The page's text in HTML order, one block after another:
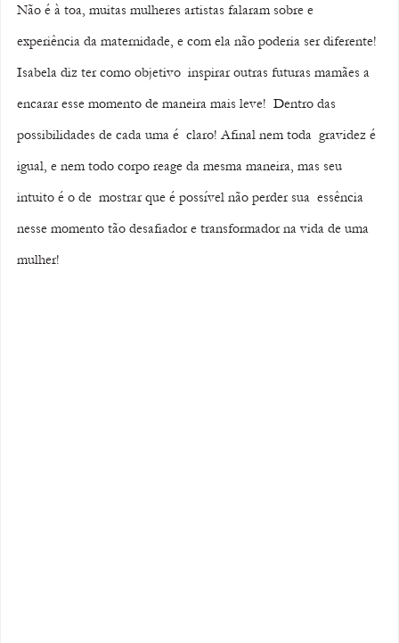
Não é à toa, muitas mulheres artistas falaram sobre e
experiência da maternidade, e com ela não poderia ser diferente!
Isabela diz ter como objetivo  inspirar outras futuras mamães a
encarar esse momento de maneira mais leve!  Dentro das
possibilidades de cada uma é  claro! Afinal nem toda  gravidez é
igual, e nem todo corpo reage da mesma maneira, mas seu
intuito é o de  mostrar que é possível não perder sua  essência
nesse momento tão desafiador e transformador na vida de uma
mulher!